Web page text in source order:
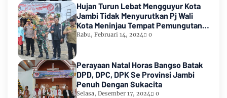
Hujan Turun Lebat Mengguyur Kota
Jambi Tidak Menyurutkan Pj Wali
Kota Meninjau Tempat Pemungutan
Suara Pemilu 2024
Rabu, Februari 14, 2024 0
Perayaan Natal Horas Bangso Batak
DPD, DPC, DPK Se Provinsi Jambi
Penuh Dengan Sukacita
Selasa, Desember 17, 2024 0